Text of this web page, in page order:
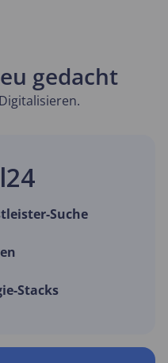
gedacht
Suche
Stacks